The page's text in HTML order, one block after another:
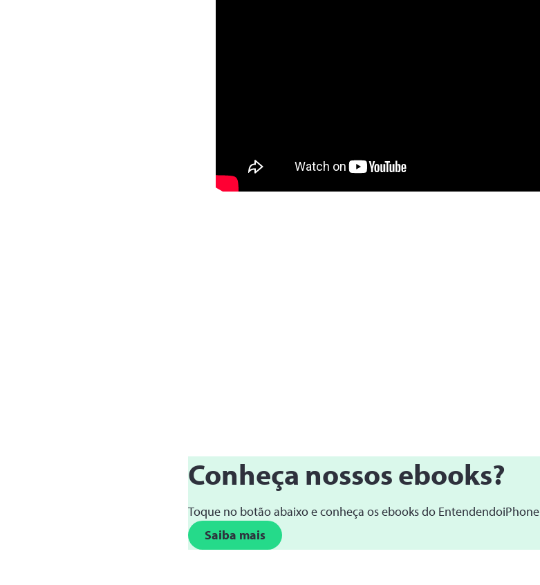
Conheça nossos ebooks?
Toque no botão abaixo e conheça os ebooks do EntendendoiPhone
Saiba mais